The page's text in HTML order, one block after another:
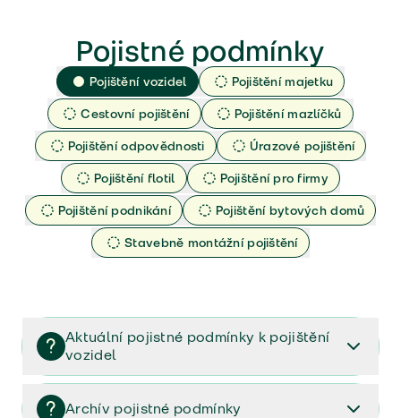
Pojistné podmínky
Pojištění vozidel
Pojištění majetku
Cestovní pojištění
Pojištění mazlíčků
Pojištění odpovědnosti
Úrazové pojištění
Pojištění flotil
Pojištění pro firmy
Pojištění podnikání
Pojištění bytových domů
Stavebně montážní pojištění
Aktuální pojistné podmínky k pojištění
vozidel
Pojištění vozidel/Pojistné podmínky a vše důležité ke
smlouvě (PDF)
Archív pojistné podmínky